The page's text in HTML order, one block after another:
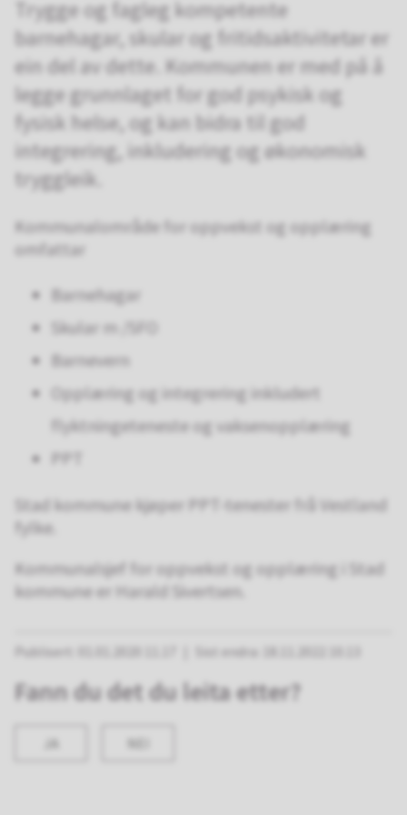
Trygge og fagleg kompetente
barnehagar, skular og fritidsaktivitetar er
ein del av dette. Kommunen er med på å
legge grunnlaget for god psykisk og
fysisk helse, og kan bidra til god
integrering, inkludering og økonomisk
tryggleik.
Kommunalområde for oppvekst og opplæring
omfattar
Barnehagar
Skular m /SFO
Barnevern
Opplæring og integrering inkludert
flyktningeteneste og vaksenopplæring
PPT
Stad kommune kjøper PPT-tenester frå Vestland
fylke.
Kommunalsjef for oppvekst og opplæring i Stad
kommune er Harald Sivertsen.
Publisert Sist endra 18.11.2022 10.13
Fann du det du leita etter?
JA NEI